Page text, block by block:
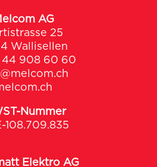
AG
25
Wallisellen
44 908 60 60
Nummer
108.709.835
Elektro AG